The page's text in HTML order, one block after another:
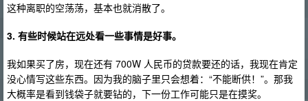
这种离职的空荡荡，基本也就消散了。
3. 有些时候站在远处看一些事情是好事。
我如果买了房，现在还有 700W 人民币的贷款要还的话，我现在肯定
没心情写这些东西。因为我的脑子里只会想着：“不能断供！”。那我
大概率是看到钱袋子就要钻的，下一份工作可能只是在摸奖。